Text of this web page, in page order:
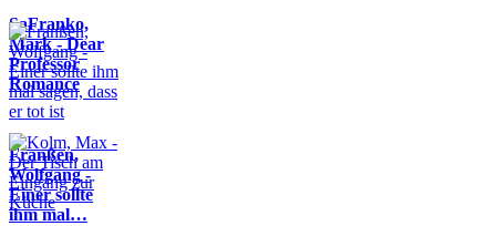
SaFranko,
Mark - Dear
Professor
Romance
Franßen,
Wolfgang -
Einer sollte
ihm mal…